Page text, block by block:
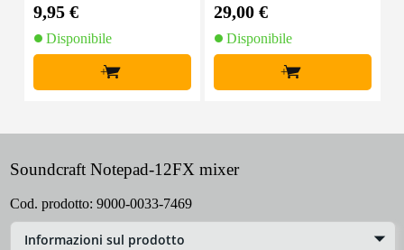
9,95 €
Disponibile
+
29,00 €
Disponibile
+
Soundcraft Notepad-12FX mixer
Cod. prodotto: 9000-0033-7469
Informazioni sul prodotto